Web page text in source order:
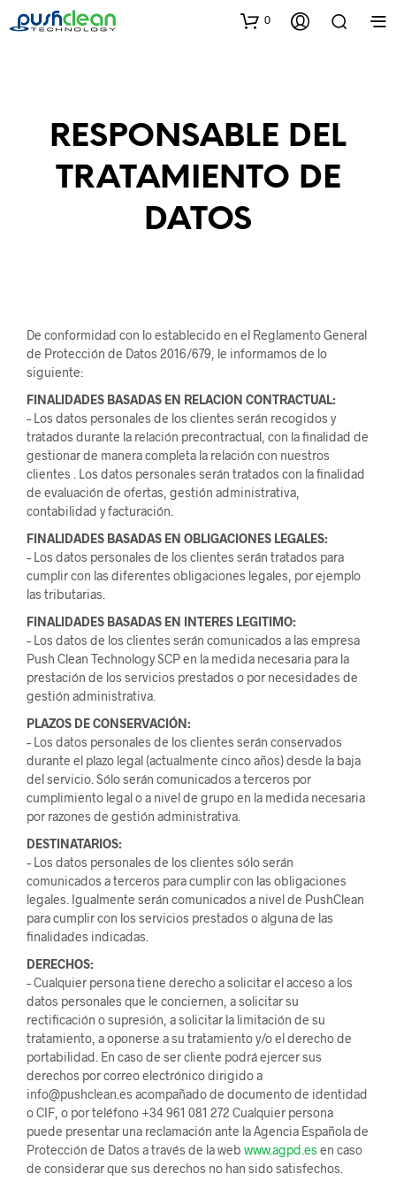
0
RESPONSABLE DEL
TRATAMIENTO DE
DATOS
De conformidad con lo establecido en el Reglamento General
de Protección de Datos 2016/679, le informamos de lo
siguiente:
FINALIDADES BASADAS EN RELACION CONTRACTUAL:
– Los datos personales de los clientes serán recogidos y
tratados durante la relación precontractual, con la finalidad de
gestionar de manera completa la relación con nuestros
clientes . Los datos personales serán tratados con la finalidad
de evaluación de ofertas, gestión administrativa,
contabilidad y facturación.
FINALIDADES BASADAS EN OBLIGACIONES LEGALES:
– Los datos personales de los clientes serán tratados para
cumplir con las diferentes obligaciones legales, por ejemplo
las tributarias.
FINALIDADES BASADAS EN INTERES LEGITIMO:
– Los datos de los clientes serán comunicados a las empresa
Push Clean Technology SCP en la medida necesaria para la
prestación de los servicios prestados o por necesidades de
gestión administrativa.
PLAZOS DE CONSERVACIÓN:
– Los datos personales de los clientes serán conservados
durante el plazo legal (actualmente cinco años) desde la baja
del servicio. Sólo serán comunicados a terceros por
cumplimiento legal o a nivel de grupo en la medida necesaria
por razones de gestión administrativa.
DESTINATARIOS:
– Los datos personales de los clientes sólo serán
comunicados a terceros para cumplir con las obligaciones
legales. Igualmente serán comunicados a nivel de PushClean
para cumplir con los servicios prestados o alguna de las
finalidades indicadas.
DERECHOS:
– Cualquier persona tiene derecho a solicitar el acceso a los
datos personales que le conciernen, a solicitar su
rectificación o supresión, a solicitar la limitación de su
tratamiento, a oponerse a su tratamiento y/o el derecho de
portabilidad. En caso de ser cliente podrá ejercer sus
derechos por correo electrónico dirigido a
info@pushclean.es acompañado de documento de identidad
o CIF, o por teléfono +34 961 081 272 Cualquier persona
puede presentar una reclamación ante la Agencia Española de
Protección de Datos a través de la web www.agpd.esen caso
de considerar que sus derechos no han sido satisfechos.